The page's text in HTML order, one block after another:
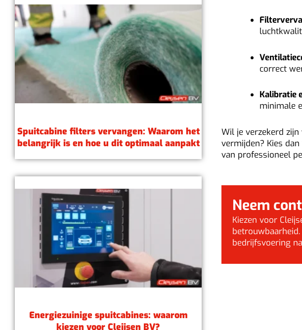
Spuitcabine filters vervangen: Waarom het
belangrijk is en hoe u dit optimaal aanpakt
Energiezuinige spuitcabines: waarom
kiezen voor Cleijsen BV?
correct
Kalibratie
minimale
Wil je verzekerd
vermijden? Kies
van professioneel
Neem
Kiezen voor
bedrijfsvoering